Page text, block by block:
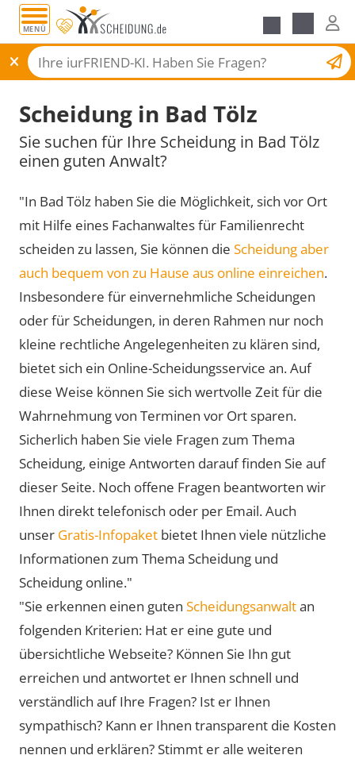
MENÜ
Scheidungsantrag
Scheidung in Bad Tölz
Sie suchen für Ihre Scheidung in Bad Tölz
einen guten Anwalt?
"In Bad Tölz haben Sie die Möglichkeit, sich vor Ort
mit Hilfe eines Fachanwaltes für Familienrecht
scheiden zu lassen, Sie können die Scheidung aber
auch bequem von zu Hause aus online einreichen.
Insbesondere für einvernehmliche Scheidungen
oder für Scheidungen, in deren Rahmen nur noch
kleine rechtliche Angelegenheiten zu klären sind,
bietet sich ein Online-Scheidungsservice an. Auf
diese Weise können Sie sich wertvolle Zeit für die
Wahrnehmung von Terminen vor Ort sparen.
Sicherlich haben Sie viele Fragen zum Thema
Scheidung, einige Antworten darauf finden Sie auf
dieser Seite. Noch offene Fragen beantworten wir
Ihnen direkt telefonisch oder per Email. Auch
unser Gratis-Infopaket bietet Ihnen viele nützliche
Informationen zum Thema Scheidung und
Scheidung online."
"Sie erkennen einen guten Scheidungsanwaltan
folgenden Kriterien: Hat er eine gute und
übersichtliche Webseite? Können Sie Ihn gut
erreichen und antwortet er Ihnen schnell und
verständlich auf Ihre Fragen? Ist er Ihnen
sympathisch? Kann er Ihnen transparent die Kosten
nennen und erklären? Stimmt er alle weiteren